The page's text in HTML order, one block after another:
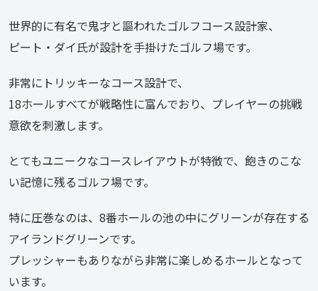
世界的に有名で鬼才と謳われたゴルフコース設計家、
ピート・ダイ氏が設計を手掛けたゴルフ場です。
非常にトリッキーなコース設計で、
18ホールすべてが戦略性に富んでおり、プレイヤーの挑戦
意欲を刺激します。
とてもユニークなコースレイアウトが特徴で、飽きのこな
い記憶に残るゴルフ場です。
特に圧巻なのは、8番ホールの池の中にグリーンが存在する
アイランドグリーンです。
プレッシャーもありながら非常に楽しめるホールとなって
います。